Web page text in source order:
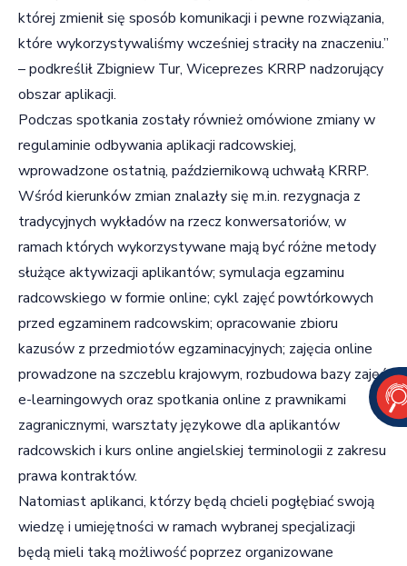
której zmienił się sposób komunikacji i pewne rozwiązania,
które wykorzystywaliśmy wcześniej straciły na znaczeniu.”
– podkreślił Zbigniew Tur, Wiceprezes KRRP nadzorujący
obszar aplikacji.
Podczas spotkania zostały również omówione zmiany w
regulaminie odbywania aplikacji radcowskiej,
wprowadzone ostatnią, październikową uchwałą KRRP.
Wśród kierunków zmian znalazły się m.in. rezygnacja z
tradycyjnych wykładów na rzecz konwersatoriów, w
ramach których wykorzystywane mają być różne metody
służące aktywizacji aplikantów; symulacja egzaminu
radcowskiego w formie online; cykl zajęć powtórkowych
przed egzaminem radcowskim; opracowanie zbioru
kazusów z przedmiotów egzaminacyjnych; zajęcia online
prowadzone na szczeblu krajowym, rozbudowa bazy zajęć
e-learningowych oraz spotkania online z prawnikami
zagranicznymi, warsztaty językowe dla aplikantów
radcowskich i kurs online angielskiej terminologii z zakresu
prawa kontraktów.
Natomiast aplikanci, którzy będą chcieli pogłębiać swoją
wiedzę i umiejętności w ramach wybranej specjalizacji
będą mieli taką możliwość poprzez organizowane